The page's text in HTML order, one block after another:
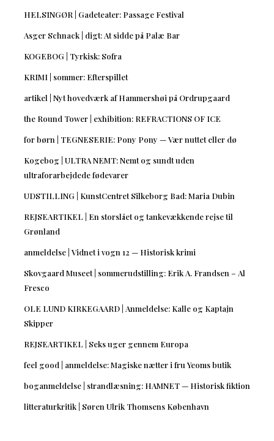
HELSINGØR | Gadeteater: Passage Festival
Asger Schnack | digt: At sidde på Palæ Bar
KOGEBOG | Tyrkisk: Sofra
KRIMI | sommer: Efterspillet
artikel | Nyt hovedværk af Hammershøi på Ordrupgaard
the Round Tower | exhibition: REFRACTIONS OF ICE
for børn | TEGNESERIE: Pony Pony — Vær nuttet eller dø
Kogebog | ULTRA NEMT: Nemt og sundt uden
ultraforarbejdede fødevarer
UDSTILLING | KunstCentret Silkeborg Bad: Maria Dubin
REJSEARTIKEL | En storslået og tankevækkende rejse til
Grønland
anmeldelse | Vidnet i vogn 12 — Historisk krimi
Skovgaard Museet | sommerudstilling: Erik A. Frandsen – Al
Fresco
OLE LUND KIRKEGAARD | Anmeldelse: Kalle og Kaptajn
Skipper
REJSEARTIKEL | Seks uger gennem Europa
feel good | anmeldelse: Magiske nætter i fru Yeoms butik
boganmeldelse | strandlæsning: HAMNET — Historisk fiktion
litteraturkritik | Søren Ulrik Thomsens København